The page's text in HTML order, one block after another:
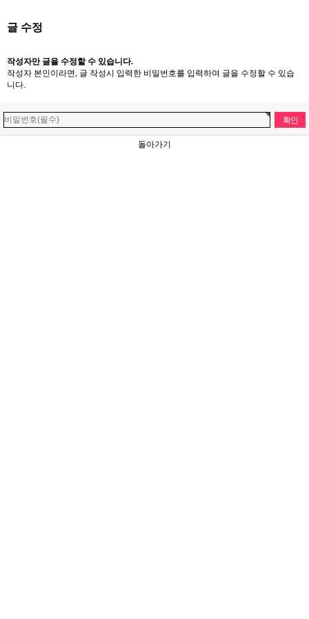
글 수정
작성자만 글을 수정할 수 있습니다.
작성자 본인이라면, 글 작성시 입력한 비밀번호를 입력하여 글을 수정할 수 있습
니다.
돌아가기